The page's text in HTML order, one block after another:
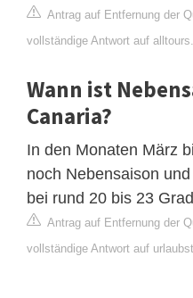
Antrag auf Entfernung der
vollständige Antwort auf
Wann ist
Canaria?
In den Monaten März
noch Nebensaison
bei rund 20 bis 23
Antrag auf Entfernung der
vollständige Antwort auf